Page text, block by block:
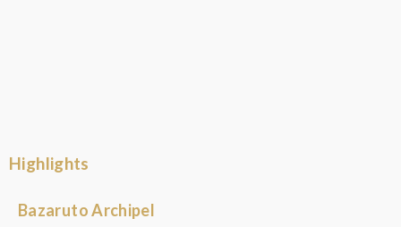
Highlights
Bazaruto Archipel